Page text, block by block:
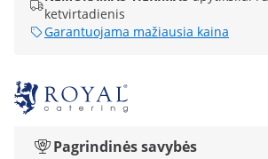
ketvirtadienis
Garantuojama mažiausia kaina
Pagrindinės savybės